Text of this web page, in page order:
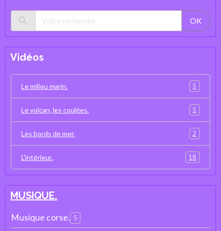
OK
Vidéos
Le milieu marin. 5
Le volcan, les coulées. 5
Les bords de mer. 2
L'intérieur. 18
MUSIQUE.
Musique corse. 5